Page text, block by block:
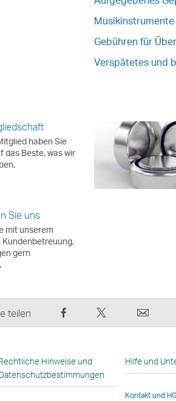
Musikinstrumente
Gebühren für
Verspätetes und
haben Sie
das Beste, was wir
Sie uns
mit unserem
gern
teilen
Facebook
der
Link
Twittern
Sie
Link
Mail
Link
wird
Hinweise und
Hilfe und
Kontakt und